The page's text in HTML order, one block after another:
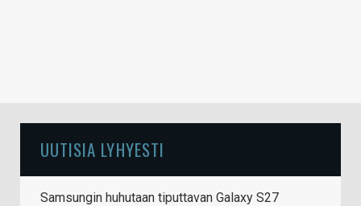
UUTISIA LYHYESTI
Samsungin huhutaan tiputtavan Galaxy S27